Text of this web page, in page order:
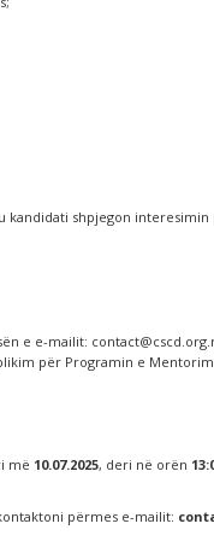
kandidati shpjegon
e e-mailit:
për Programin e Mentorimit
më 10.07.2025, deri në orën
përmes e-mailit: